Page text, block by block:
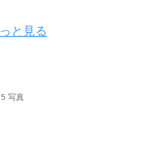
と見る
写真